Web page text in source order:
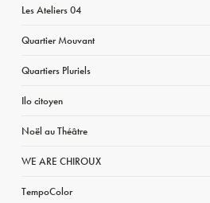
Les Ateliers 04
Quartier Mouvant
Quartiers Pluriels
Ilo citoyen
Noël au Théâtre
WE ARE CHIROUX
TempoColor